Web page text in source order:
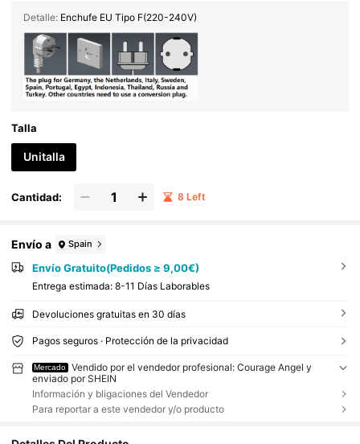
Detalle: Enchufe EU Tipo F(220-240V)
Talla
Unitalla
Cantidad: 8 Left
Envío a Spain
Envío Gratuito(Pedidos ≥ 9,00€)
Entrega estimada: 8-11 Días Laborables
Devoluciones gratuitas en 30 días
Pagos seguros · Protección de la privacidad
Mercado
Vendido por el vendedor profesional: Courage Angel y
enviado por SHEIN
Información y bligaciones del Vendedor
Para reportar a este vendedor y/o producto